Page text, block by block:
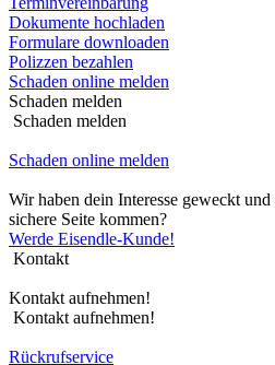
Dokumente hochladen
Formulare downloaden
Polizzen bezahlen
Schaden online melden
Schaden melden
Schaden melden
Schaden online melden
Wir haben dein Interesse geweckt
sichere Seite kommen?
Werde Eisendle-Kunde!
Kontakt
Kontakt aufnehmen!
Kontakt aufnehmen!
Rückrufservice